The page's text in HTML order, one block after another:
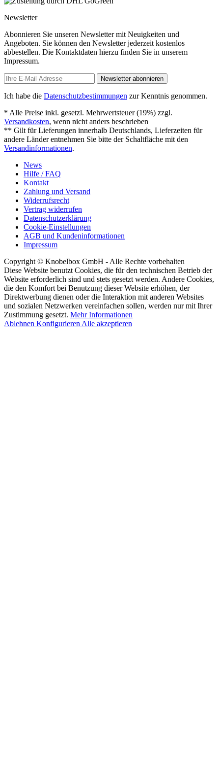
Newsletter
Abonnieren Sie unseren Newsletter mit Neuigkeiten und
Angeboten. Sie können den Newsletter jederzeit kostenlos
abbestellen. Die Kontaktdaten hierzu finden Sie in unserem
Impressum.
Newsletter abonnieren
Ich habe die Datenschutzbestimmungen zur Kenntnis genommen.
* Alle Preise inkl. gesetzl. Mehrwertsteuer (19%) zzgl.
Versandkosten, wenn nicht anders beschrieben
** Gilt für Lieferungen innerhalb Deutschlands, Lieferzeiten für
andere Länder entnehmen Sie bitte der Schaltfläche mit den
Versandinformationen.
News
Hilfe / FAQ
Kontakt
Zahlung und Versand
Widerrufsrecht
Vertrag widerrufen
Datenschutzerklärung
Cookie-Einstellungen
AGB und Kundeninformationen
Impressum
Copyright © Knobelbox GmbH - Alle Rechte vorbehalten
Diese Website benutzt Cookies, die für den technischen Betrieb der
Website erforderlich sind und stets gesetzt werden. Andere Cookies,
die den Komfort bei Benutzung dieser Website erhöhen, der
Direktwerbung dienen oder die Interaktion mit anderen Websites
und sozialen Netzwerken vereinfachen sollen, werden nur mit Ihrer
Zustimmung gesetzt. Mehr Informationen
Ablehnen Konfigurieren Alle akzeptieren